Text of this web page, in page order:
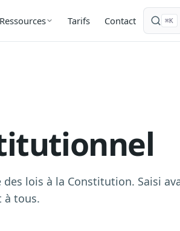
Ressources Tarifs Contact ⌘K
lois à la Constitution. Saisi
à tous.